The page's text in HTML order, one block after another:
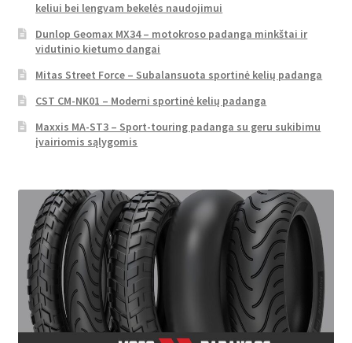
keliui bei lengvam bekelės naudojimui
Dunlop Geomax MX34 – motokroso padanga minkštai ir
vidutinio kietumo dangai
Mitas Street Force – Subalansuota sportinė kelių padanga
CST CM-NK01 – Moderni sportinė kelių padanga
Maxxis MA-ST3 – Sport-touring padanga su geru sukibimu
įvairiomis sąlygomis